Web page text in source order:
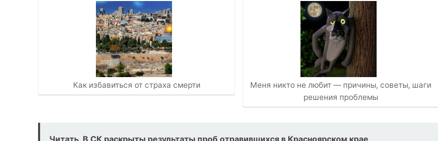
Как избавиться от страха смерти
Меня никто не любит — причины, советы, шаги
решения проблемы